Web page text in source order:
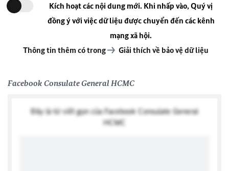
Kích hoạt các nội dung mới. Khi nhấp vào, Quý vị
đồng ý với việc dữ liệu được chuyển đến các kênh
mạng xã hội.
Thông tin thêm có trong
Giải thích về bảo vệ dữ liệu
Facebook Consulate General HCMC
Đây là từ viết gọn của Facebook Consulate General
HCMC